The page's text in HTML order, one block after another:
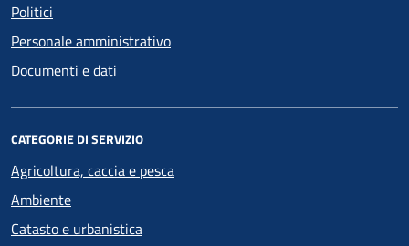
Politici
Personale amministrativo
Documenti e dati
CATEGORIE DI SERVIZIO
Agricoltura, caccia e pesca
Ambiente
Catasto e urbanistica